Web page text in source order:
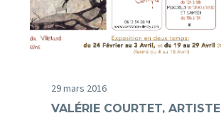
29 mars 2016
VALÉRIE COURTET, ARTISTE